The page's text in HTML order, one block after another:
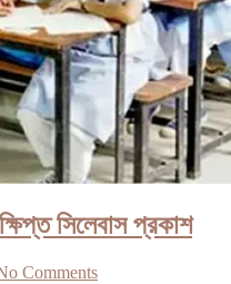
সিলেবাস প্রকাশ
Comments